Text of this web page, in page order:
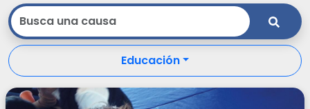
Educación